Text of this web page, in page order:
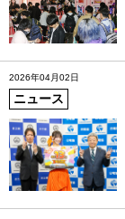
2026年04月02日
ニュース